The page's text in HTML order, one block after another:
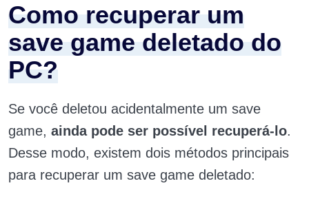
Como recuperar um
save game deletado do
PC?
Se você deletou acidentalmente um save
game, ainda pode ser possível recuperá-lo.
Desse modo, existem dois métodos principais
para recuperar um save game deletado: